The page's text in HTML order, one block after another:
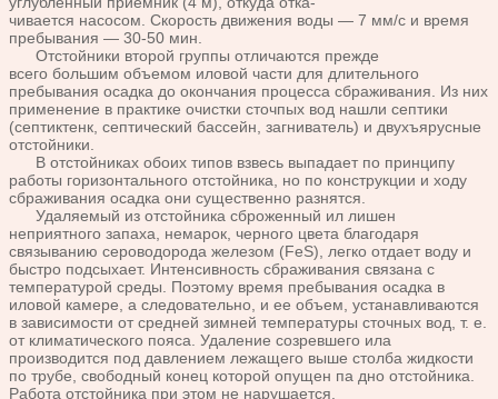
чивается насосом. Скорость движения воды — 7 мм/с и время
пребывания — 30-50 мин.
Отстойники второй группы отличаются прежде
всего большим объемом иловой части для длительного
пребывания осадка до окончания процесса сбраживания. Из них
применение в практике очистки сточпых вод нашли септики
(септиктенк, септический бассейн, загниватель) и двухъярусные
отстойники.
В отстойниках обоих типов взвесь выпадает по принципу
работы горизонтального отстойника, но по конструкции и ходу
сбраживания осадка они существенно разнятся.
Удаляемый из отстойника сброженный ил лишен
неприятного запаха, немарок, черного цвета благодаря
связыванию сероводорода железом (FeS), легко отдает воду и
быстро подсыхает. Интенсивность сбраживания связана с
температурой среды. Поэтому время пребывания осадка в
иловой камере, а следовательно, и ее объем, устанавливаются
в зависимости от средней зимней температуры сточных вод, т. е.
от климатического пояса . Удаление созревшего ила
производится под давлением лежащего выше столба жидкости
по трубе, свободный конец которой опущен па дно отстойника.
Работа отстойника при этом не нарушается.